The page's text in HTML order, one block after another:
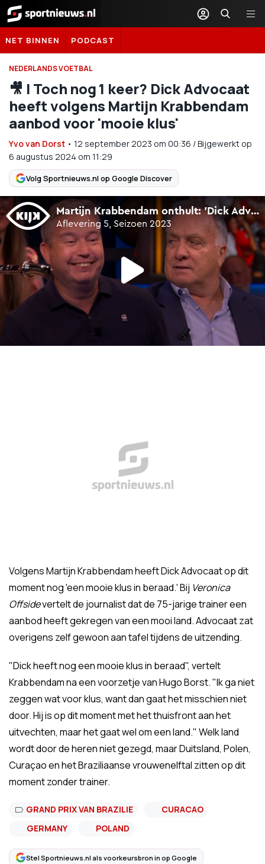
Sportnieuws.nl
NET BINNEN PODCAST
NEDERLANDS VOETBAL
🎥 | Toch nog 1 keer? Dick Advocaat
heeft volgens Martijn Krabbendam
aanbod voor 'mooie klus'
Yvo van Dorst • 12 september 2023 om 00:36 /Bijgewerkt op
6 augustus 2024 om 11:29
Volg Sportnieuws.nl op Google Discover
Volgens Martijn Krabbendam heeft Dick Advocaat op dit
moment nog 'een mooie klus in beraad.' Bij Veronica
Offsidevertelt de journalist dat de 75-jarige trainer een
aanbod heeft gekregen van een mooi land. Advocaat zat
overigens zelf gewoon aan tafel tijdens de uitzending.
"Dick heeft nog een mooie klus in beraad", vertelt
Krabbendam na een voorzetje van Hugo Borst. "Ik ga niet
zeggen wat voor klus, want dan gaat het misschien niet
door. Hij is op dit moment met het thuisfront aan het
uitvechten, maar het gaat wel om een land." Welk land
wordt door de heren niet gezegd, maar Duitsland, Polen,
Curaçao en het Braziliaanse vrouwenelftal zitten op dit
moment zonder trainer.
GRAND PRIX VAN BRAZILIE
CURACAO
GERMANY
POLAND
Stel Sportnieuws.nl als voorkeursbron in op Google